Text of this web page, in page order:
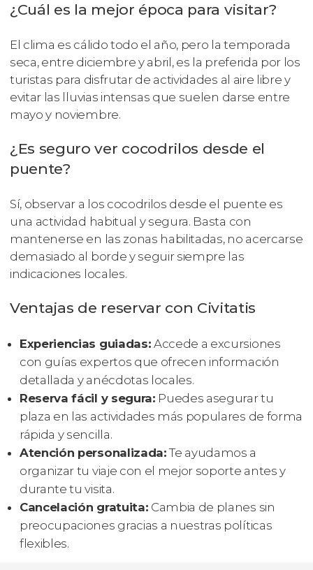
¿Cuál es la mejor época para visitar?
El clima es cálido todo el año, pero la temporada
seca, entre diciembre y abril, es la preferida por los
turistas para disfrutar de actividades al aire libre y
evitar las lluvias intensas que suelen darse entre
mayo y noviembre.
¿Es seguro ver cocodrilos desde el
puente?
Sí, observar a los cocodrilos desde el puente es
una actividad habitual y segura. Basta con
mantenerse en las zonas habilitadas, no acercarse
demasiado al borde y seguir siempre las
indicaciones locales.
Ventajas de reservar con Civitatis
Experiencias guiadas: Accede a excursiones
con guías expertos que ofrecen información
detallada y anécdotas locales.
Reserva fácil y segura: Puedes asegurar tu
plaza en las actividades más populares de forma
rápida y sencilla.
Atención personalizada:Te ayudamos a
organizar tu viaje con el mejor soporte antes y
durante tu visita.
Cancelación gratuita: Cambia de planes sin
preocupaciones gracias a nuestras políticas
flexibles.